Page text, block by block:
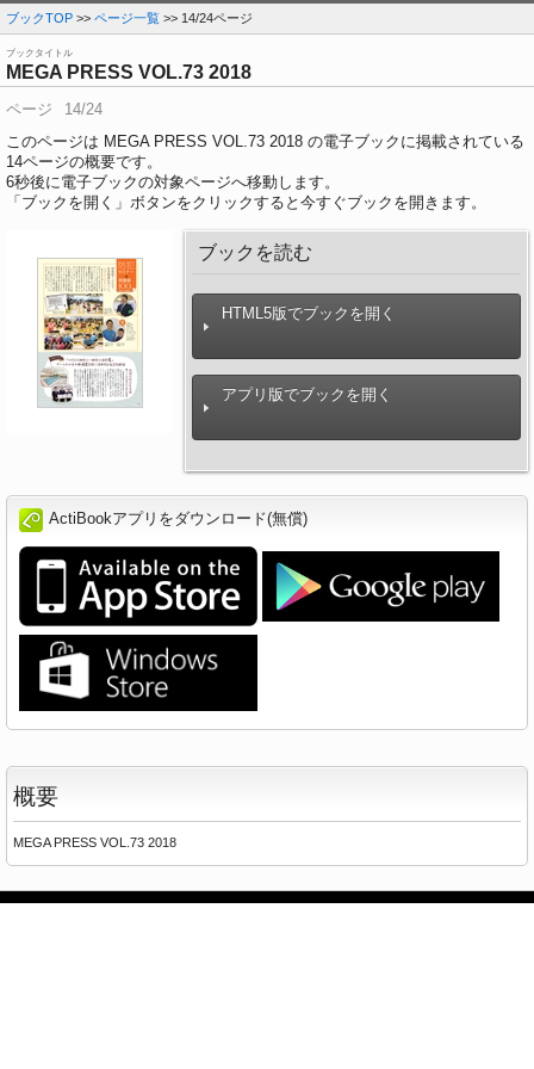
ブックTOP >> ページ一覧 >> 14/24ページ
ブックタイトル
MEGA PRESS VOL.73 2018
ページ
14/24
このページは MEGA PRESS VOL.73 2018 の電子ブックに掲載されている
14ページの概要です。
6秒後に電子ブックの対象ページへ移動します。
「ブックを開く」ボタンをクリックすると今すぐブックを開きます。
ブックを読む
HTML5版でブックを開く
アプリ版でブックを開く
ActiBookアプリをダウンロード(無償)
概要
MEGA PRESS VOL.73 2018